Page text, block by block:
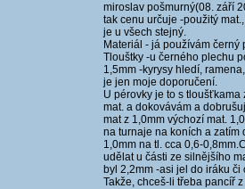
miroslav pošmurný(08. září
tak cenu určuje -použitý
je u všech stejný.
Materiál - já používám
Tlouštky -u černého plechu
1,5mm -kyrysy hledí,
je jen moje doporučení.
U pérovky je to s tloušťkama
mat. a dokovávám a
mat z 1,0mm výchozí mat.
na turnaje na koních a zatím
1,0mm na tl. cca 0,6-
udělat u části ze silnějšího
byl 2,2mm -asi jel do iráku či
Takže, chceš-li třeba pancíř